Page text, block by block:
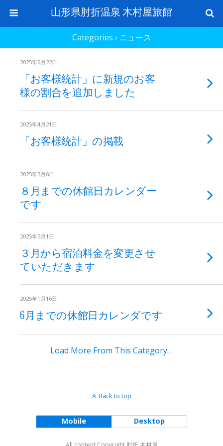
山形県肘折温泉 木村屋旅館
Categories › ニュース
2025年6月22日
「お客様統計」に新規のお客
様の割合を追加しました
2025年4月21日
「お客様統計」の掲載
2025年3月6日
８月までの休館日カレンダー
です
2025年3月1日
３月から宿泊料金を変更させ
ていただきます
2025年1月16日
6月までの休館日カレンダです
Load More From This Category…
Back to top
Mobile Desktop